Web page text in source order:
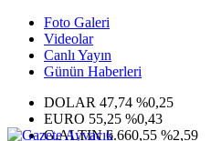
Foto Galeri
Videolar
Canlı Yayın
Günün Haberleri
DOLAR 47,74 %0,25
EURO 55,25 %0,43
G.ALTIN6.660,55 %2,59